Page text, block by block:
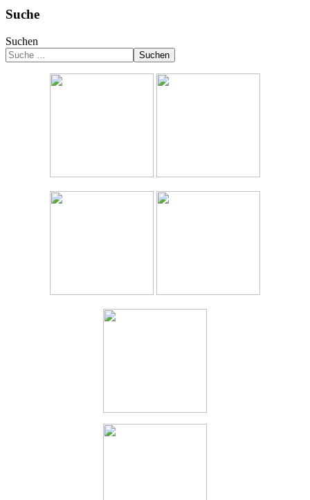
Suche
Suchen
Suchen